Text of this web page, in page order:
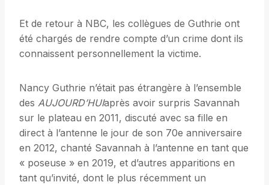
Et de retour à NBC, les collègues de Guthrie ont
été chargés de rendre compte d’un crime dont ils
connaissent personnellement la victime.
Nancy Guthrie n’était pas étrangère à l’ensemble
des AUJOURD’HUIaprès avoir surpris Savannah
sur le plateau en 2011, discuté avec sa fille en
direct à l’antenne le jour de son 70e anniversaire
en 2012, chanté Savannah à l’antenne en tant que
« poseuse » en 2019, et d’autres apparitions en
tant qu’invité, dont le plus récemment un